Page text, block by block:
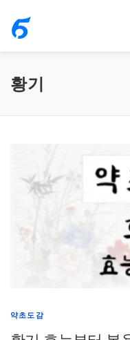
황기
약초도감